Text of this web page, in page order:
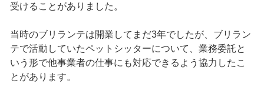
受けることがありました。
当時のブリランテは開業してまだ3年でしたが、ブリラン
テで活動していたペットシッターについて、業務委託と
いう形で他事業者の仕事にも対応できるよう協力したこ
とがあります。